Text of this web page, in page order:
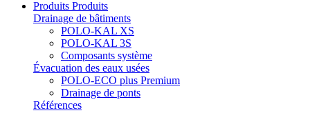
Produits Produits
Drainage de bâtiments
POLO-KAL XS
POLO-KAL 3S
Composants système
Évacuation des eaux usées
POLO-ECO plus Premium
Drainage de ponts
Références